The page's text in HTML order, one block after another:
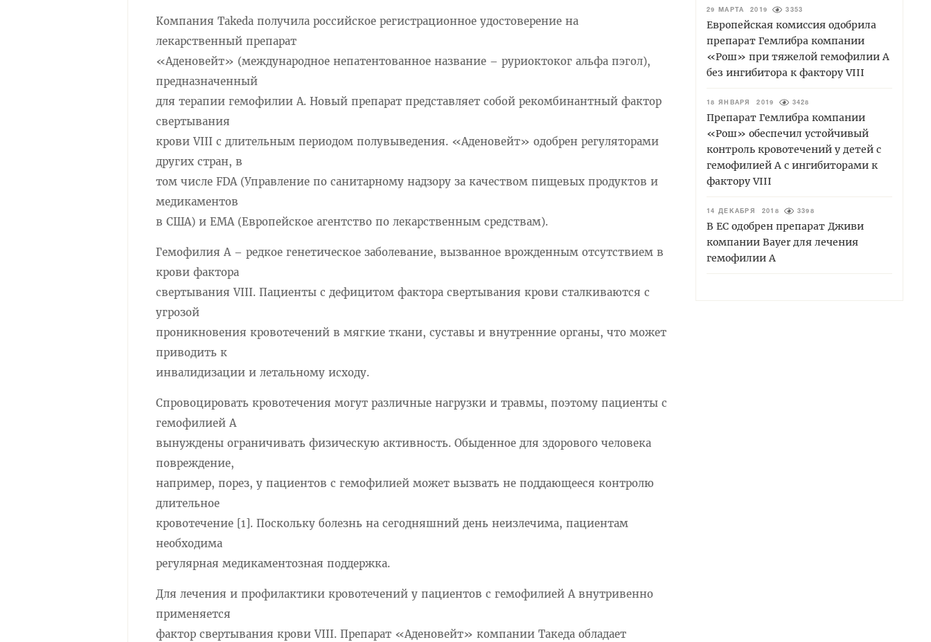
Компания Takeda получила российское регистрационное удостоверение на
лекарственный препарат
«Аденовейт» (международное непатентованное название – руриоктоког альфа пэгол),
предназначенный
для терапии гемофилии А. Новый препарат представляет собой рекомбинантный фактор
свертывания
крови VIII с длительным периодом полувыведения. «Аденовейт» одобрен регуляторами
других стран, в
том числе FDA (Управление по санитарному надзору за качеством пищевых продуктов и
медикаментов
в США) и EMA (Европейское агентство по лекарственным средствам).
Гемофилия А – редкое генетическое заболевание, вызванное врожденным отсутствием в
крови фактора
свертывания VIII. Пациенты с дефицитом фактора свертывания крови сталкиваются с
угрозой
проникновения кровотечений в мягкие ткани, суставы и внутренние органы, что может
приводить к
инвалидизации и летальному исходу.
Спровоцировать кровотечения могут различные нагрузки и травмы, поэтому пациенты с
гемофилией А
вынуждены ограничивать физическую активность. Обыденное для здорового человека
повреждение,
например, порез, у пациентов с гемофилией может вызвать не поддающееся контролю
длительное
кровотечение [1]. Поскольку болезнь на сегодняшний день неизлечима, пациентам
необходима
регулярная медикаментозная поддержка.
Для лечения и профилактики кровотечений у пациентов с гемофилией А внутривенно
применяется
фактор свертывания крови VIII. Препарат «Аденовейт» компании Такеда обладает
29 МАРТА 2019 3353
Европейская комиссия одобрила
препарат Гемлибра компании
«Рош» при тяжелой гемофилии А
без ингибитора к фактору VIII
18 ЯНВАРЯ 2019 3428
Препарат Гемлибра компании
«Рош» обеспечил устойчивый
контроль кровотечений у детей с
гемофилией А с ингибиторами к
фактору VIII
14 ДЕКАБРЯ 2018 3398
В ЕС одобрен препарат Дживи
компании Bayer для лечения
гемофилии А